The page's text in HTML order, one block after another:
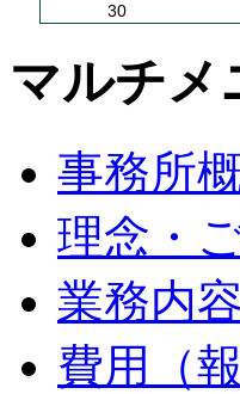
30
マルチメ
事務所
理念・
業務内容
費用（報